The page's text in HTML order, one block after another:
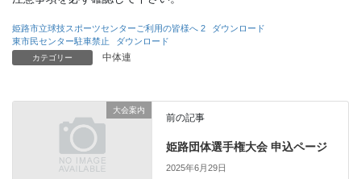
姫路市立球技スポーツセンターご利用の皆様へ 2
ダウンロード
東市民センター駐車禁止
ダウンロード
カテゴリー 中体連
大会案内
前の記事
姫路団体選手権大会 申込ページ
2025年6月29日